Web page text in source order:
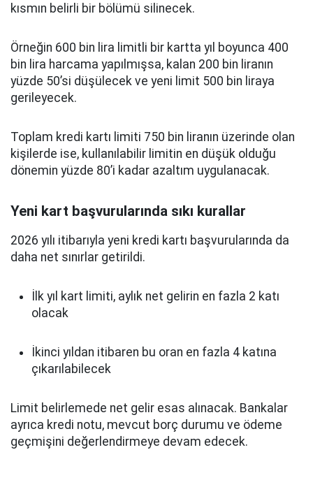
kısmın belirli bir bölümü silinecek.
Örneğin 600 bin lira limitli bir kartta yıl boyunca 400
bin lira harcama yapılmışsa, kalan 200 bin liranın
yüzde 50’si düşülecek ve yeni limit 500 bin liraya
gerileyecek.
Toplam kredi kartı limiti 750 bin liranın üzerinde olan
kişilerde ise, kullanılabilir limitin en düşük olduğu
dönemin yüzde 80’i kadar azaltım uygulanacak.
Yeni kart başvurularında sıkı kurallar
2026 yılı itibarıyla yeni kredi kartı başvurularında da
daha net sınırlar getirildi.
İlk yıl kart limiti, aylık net gelirin en fazla 2 katı
olacak
İkinci yıldan itibaren bu oran en fazla 4 katına
çıkarılabilecek
Limit belirlemede net gelir esas alınacak. Bankalar
ayrıca kredi notu, mevcut borç durumu ve ödeme
geçmişini değerlendirmeye devam edecek.